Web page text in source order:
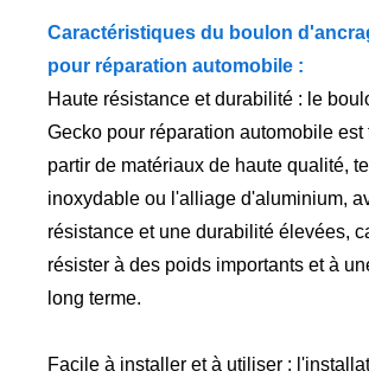
Caractéristiques du boulon
pour réparation automobile :
Haute résistance et durabilité : le
Gecko pour réparation automobile est
partir de matériaux de haute qualité,
inoxydable ou l'alliage d'aluminium,
résistance et une durabilité élevées,
résister à des poids importants et à
long terme.
Facile à installer et à utiliser :